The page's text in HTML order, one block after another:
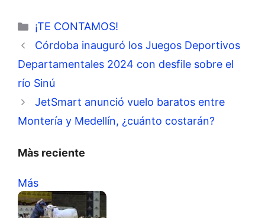
Categorías
¡TE CONTAMOS!
Córdoba inauguró los Juegos Deportivos
Departamentales 2024 con desfile sobre el
río Sinú
JetSmart anunció vuelo baratos entre
Montería y Medellín, ¿cuánto costarán?
Màs reciente
Más